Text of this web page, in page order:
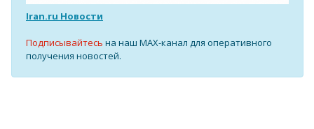
Iran.ru Новости
Подписывайтесь на наш MAX-канал для оперативного
получения новостей.